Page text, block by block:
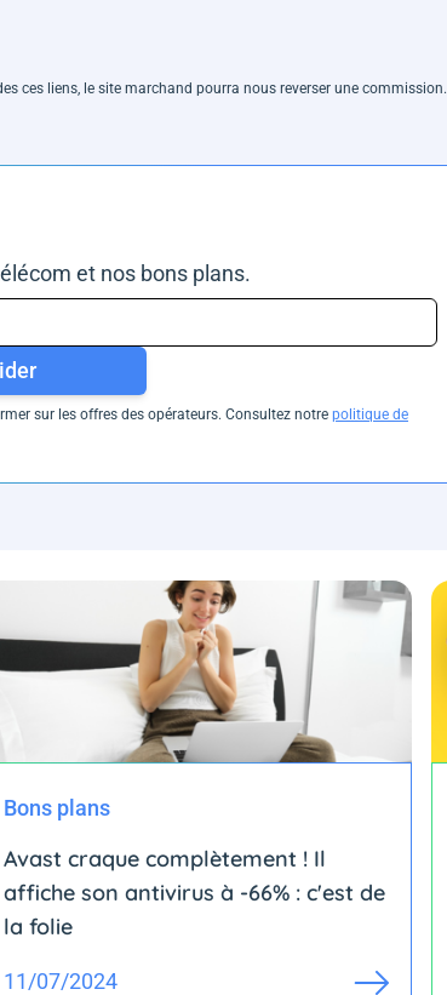
ces liens, le site marchand pourra nous reverser une commission.
et nos bons plans.
sur les offres des opérateurs. Consultez notre politique de
Bons plans
Avast craque complètement ! Il
affiche son antivirus à -66% : c'est de
la folie
11/07/2024